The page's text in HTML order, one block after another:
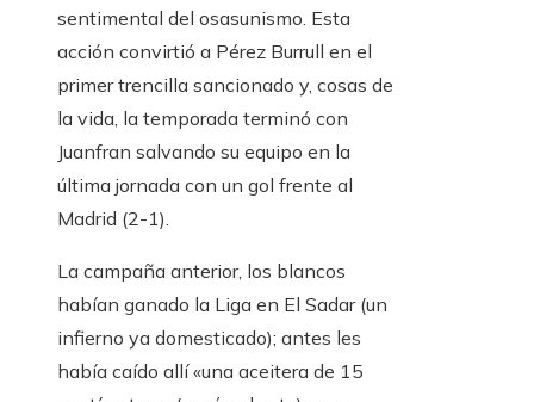
sentimental del osasunismo. Esta
acción convirtió a Pérez Burrull en el
primer trencilla sancionado y, cosas de
la vida, la temporada terminó con
Juanfran salvando su equipo en la
última jornada con un gol frente al
Madrid (2-1).
La campaña anterior, los blancos
habían ganado la Liga en El Sadar (un
infierno ya domesticado); antes les
había caído allí «una aceitera de 15